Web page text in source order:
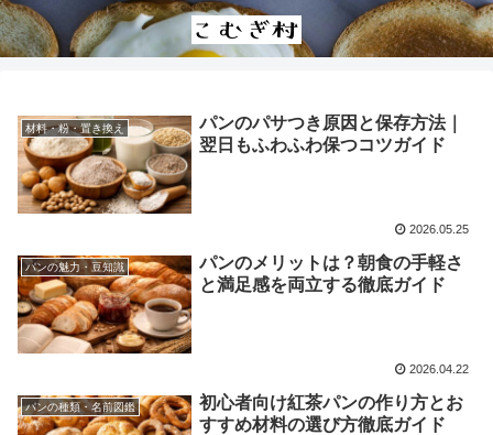
材料・粉・置き換え
パンのパサつき原因と保存方法｜
翌日もふわふわ保つコツガイド
2026.05.25
パンの魅力・豆知識
パンのメリットは？朝食の手軽さ
と満足感を両立する徹底ガイド
2026.04.22
パンの種類・名前図鑑
初心者向け紅茶パンの作り方とお
すすめ材料の選び方徹底ガイド